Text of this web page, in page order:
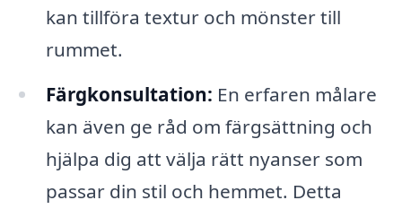
kan tillföra textur och mönster till
rummet.
Färgkonsultation: En erfaren målare
kan även ge råd om färgsättning och
hjälpa dig att välja rätt nyanser som
passar din stil och hemmet. Detta